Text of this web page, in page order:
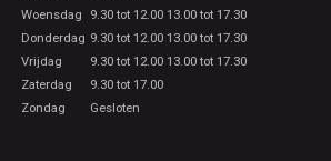
Woensdag
9.30 tot 12.00 13.00 tot 17.30
Donderdag 9.30 tot 12.00 13.00 tot 17.30
Vrijdag
9.30 tot 12.00 13.00 tot 17.30
Zaterdag
9.30 tot 17.00
Zondag
Gesloten